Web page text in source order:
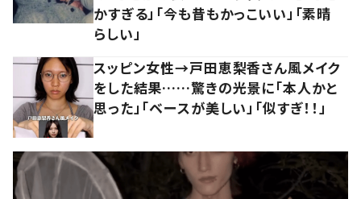
かすぎる」「今も昔もかっこいい」「素晴
らしい」
スッピン女性→戸田恵梨香さん風メイク
をした結果……驚きの光景に「本人かと
思った」「ベースが美しい」「似すぎ！！」